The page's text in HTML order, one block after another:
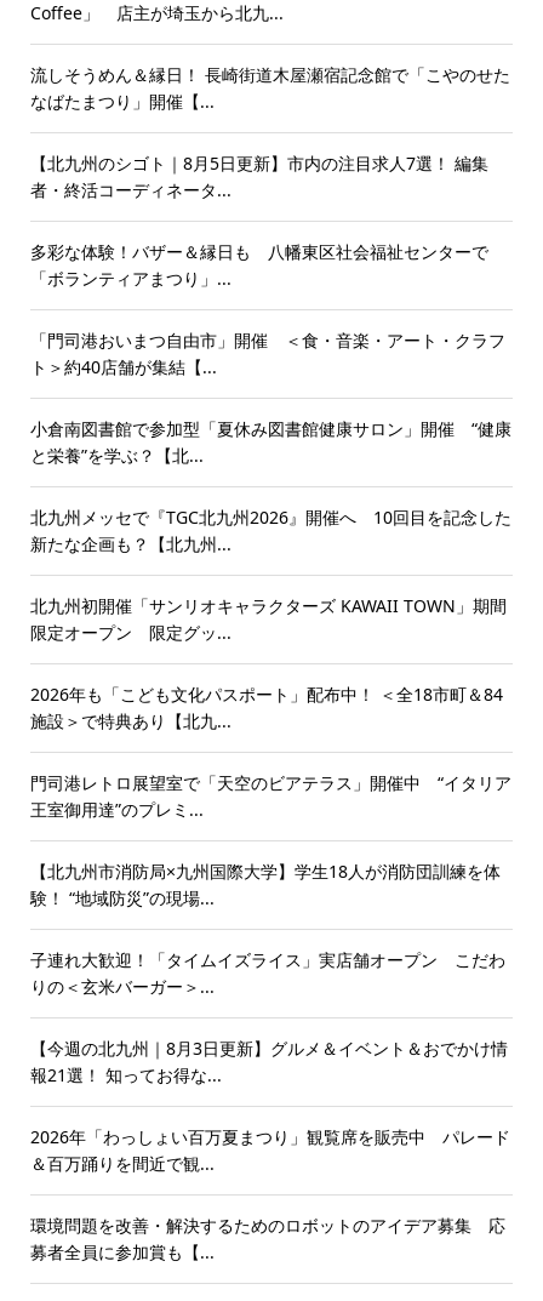
Coffee」 店主が埼玉から北九...
流しそうめん＆縁日！ 長崎街道木屋瀬宿記念館で「こやのせた
なばたまつり」開催【...
【北九州のシゴト｜8月5日更新】市内の注目求人7選！ 編集
者・終活コーディネータ...
多彩な体験！バザー＆縁日も 八幡東区社会福祉センターで
「ボランティアまつり」...
「門司港おいまつ自由市」開催 ＜食・音楽・アート・クラフ
ト＞約40店舗が集結【...
小倉南図書館で参加型「夏休み図書館健康サロン」開催 “健康
と栄養”を学ぶ？【北...
北九州メッセで『TGC北九州2026』開催へ 10回目を記念した
新たな企画も？【北九州...
北九州初開催「サンリオキャラクターズ KAWAII TOWN」期間
限定オープン 限定グッ...
2026年も「こども文化パスポート」配布中！ ＜全18市町＆84
施設＞で特典あり【北九...
門司港レトロ展望室で「天空のビアテラス」開催中 “イタリア
王室御用達”のプレミ...
【北九州市消防局×九州国際大学】学生18人が消防団訓練を体
験！ “地域防災”の現場...
子連れ大歓迎！「タイムイズライス」実店舗オープン こだわ
りの＜玄米バーガー＞...
【今週の北九州｜8月3日更新】グルメ＆イベント＆おでかけ情
報21選！ 知ってお得な...
2026年「わっしょい百万夏まつり」観覧席を販売中 パレード
＆百万踊りを間近で観...
環境問題を改善・解決するためのロボットのアイデア募集 応
募者全員に参加賞も【...